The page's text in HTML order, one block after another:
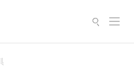
切
换